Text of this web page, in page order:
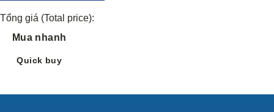
Tổng giá (Total price):
Mua nhanh
Quick buy